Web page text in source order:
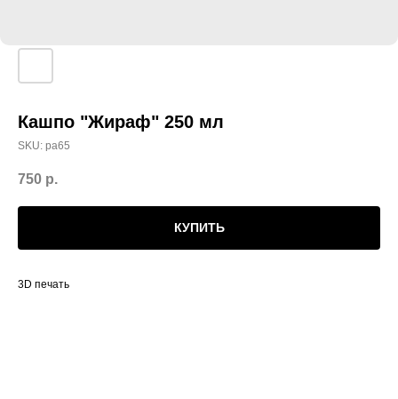
Кашпо "Жираф" 250 мл
SKU: ра65
750 р.
КУПИТЬ
3D печать